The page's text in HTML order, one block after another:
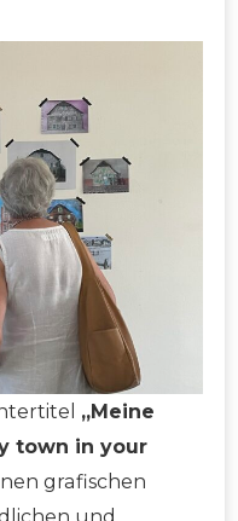
„Meine
town in your
grafischen